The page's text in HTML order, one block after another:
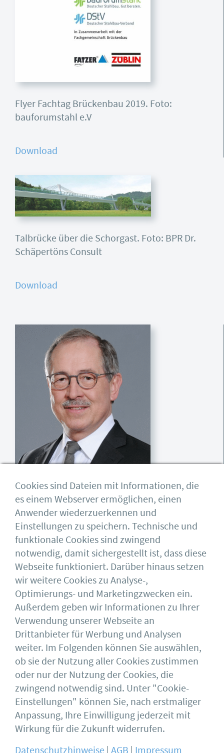
Flyer Fachtag Brückenbau 2019. Foto:
bauforumstahl e.V
Download
Talbrücke über die Schorgast. Foto: BPR Dr.
Schäpertöns Consult
Download
Dr. Rolf Heddrich, Sprecher der
Geschäftsführung bauforumstahl. Foto:
bauforumstahl
Download
Deutscher Stahlbau-Verband DSTV e.V.
Sohnstraße 65
40237 Düsseldorf
Impressum
AGB
Datenschutz
bauforumstahl
Feuerverzinken
DASt
Cookies sind Dateien mit Informationen, die
es einem Webserver ermöglichen, einen
Anwender wiederzuerkennen und
Einstellungen zu speichern. Technische und
funktionale Cookies sind zwingend
notwendig, damit sichergestellt ist, dass diese
Webseite funktioniert. Darüber hinaus setzen
wir weitere Cookies zu Analyse-,
Optimierungs- und Marketingzwecken ein.
Außerdem geben wir Informationen zu Ihrer
Verwendung unserer Webseite an
Drittanbieter für Werbung und Analysen
weiter. Im Folgenden können Sie auswählen,
ob sie der Nutzung aller Cookies zustimmen
oder nur der Nutzung der Cookies, die
zwingend notwendig sind. Unter "Cookie-
Einstellungen" können Sie, nach erstmaliger
Anpassung, Ihre Einwilligung jederzeit mit
Wirkung für die Zukunft widerrufen.
Datenschutzhinweise | AGB | Impressum